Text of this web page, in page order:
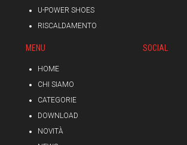
U-POWER SHOES
RISCALDAMENTO
MENU
HOME
CHI SIAMO
CATEGORIE
DOWNLOAD
NOVITÀ
SOCIAL